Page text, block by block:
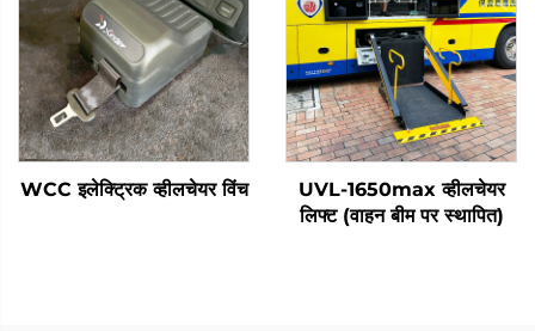
WCC इलेक्ट्रिक व्हीलचेयर विंच
UVL-1650max व्हीलचेयर
लिफ्ट (वाहन बीम पर स्थापित)